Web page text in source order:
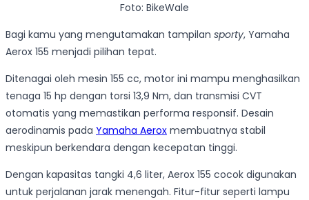
Foto: BikeWale
Bagi kamu yang mengutamakan tampilan sporty, Yamaha
Aerox 155 menjadi pilihan tepat.
Ditenagai oleh mesin 155 cc, motor ini mampu menghasilkan
tenaga 15 hp dengan torsi 13,9 Nm, dan transmisi CVT
otomatis yang memastikan performa responsif. Desain
aerodinamis pada Yamaha Aerox membuatnya stabil
meskipun berkendara dengan kecepatan tinggi.
Dengan kapasitas tangki 4,6 liter, Aerox 155 cocok digunakan
untuk perjalanan jarak menengah. Fitur-fitur seperti lampu